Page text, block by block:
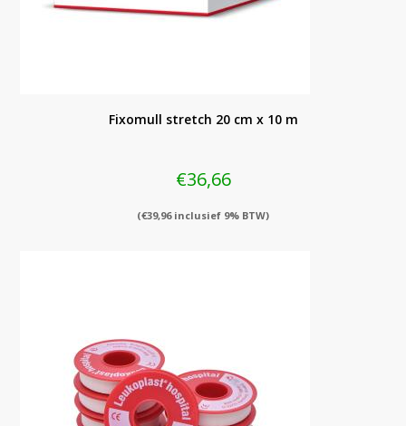
Fixomull stretch 20 cm x 10 m
€36,66
(€39,96inclusief 9% BTW)